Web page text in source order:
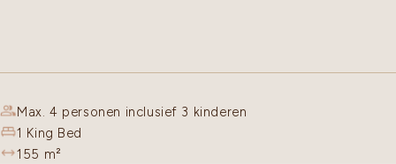
Max. 4 personen inclusief 3 kinderen
1 King Bed
155 m²